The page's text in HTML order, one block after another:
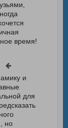
время!
и
для
но